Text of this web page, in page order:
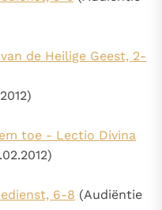
de Heilige Geest, 2-
toe - Lectio Divina
6-8 (Audiëntie